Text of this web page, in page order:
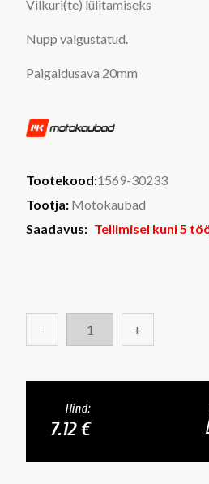
Vilkuri(te) lülitamiseks
Nupp valgustatud.
Paigaldusava 20mm
Tootekood:1569-30233
Tootja: Motokaubad
Saadavus: Tellimisel kuni 5
- +
Hind:
7.12 €